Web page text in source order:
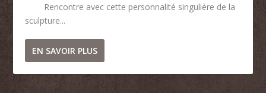
Rencontre avec cette personnalité singulière de la
sculpture...
EN SAVOIR PLUS